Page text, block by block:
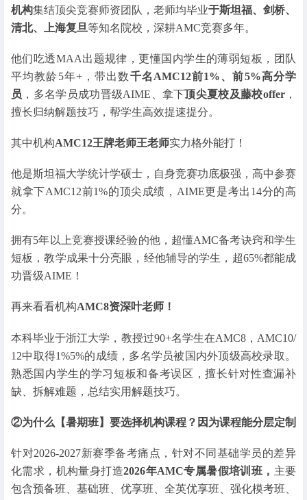
机构集结顶尖竞赛师资团队，老师均毕业于斯坦福、剑桥、
清北、上海复旦等知名院校，深耕AMC竞赛多年。
他们吃透MAA出题规律，更懂国内学生的薄弱短板，团队
平均教龄5年+，带出数千名AMC12前1%、前5%高分学
员 ，多名学员成功晋级AIME、拿下顶尖夏校及藤校offer，
擅长归纳解题技巧，帮学生高效提速提分。
其中机构AMC12王牌老师王老师实力格外能打！
他是斯坦福大学统计学硕士，自身竞赛功底极强，高中参赛
就拿下AMC12前1%的顶尖成绩，AIME更是考出14分的高
分。
拥有5年以上竞赛授课经验的他，超懂AMC备考诀窍和学生
短板，教学成果十分亮眼，经他辅导的学生，超65%都能成
功晋级AIME！
再来看看机构AMC8资深叶老师！
本科毕业于浙江大学，教授过90+名学生在AMC8，AMC10/
12中取得1%5%的成绩，多名学员被国内外顶级高校录取。
熟悉国内学生的学习短板和备考误区，擅长针对性查漏补
缺、拆解难题，总结实用解题技巧。
②为什么【暑期班】要选择机构课程？因为课程能分层定制
针对2026-2027新赛季备考痛点，针对不同基础学员的差异
化需求，机构量身打造2026年AMC专属暑假培训班， 主要
包含预备班、基础班、优享班、全英优享班、强化模考班、